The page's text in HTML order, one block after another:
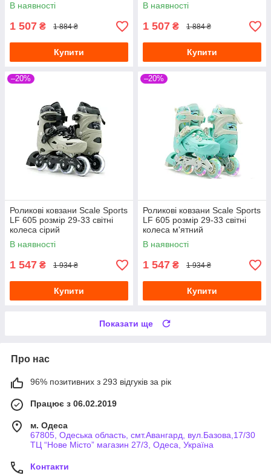
В наявності
1 507 ₴ 1 884 ₴
Купити
В наявності
1 507 ₴ 1 884 ₴
Купити
–20%
Роликові ковзани Scale Sports
LF 605 розмір 29-33 світні
колеса сірий
В наявності
1 547 ₴ 1 934 ₴
Купити
–20%
Роликові ковзани Scale Sports
LF 605 розмір 29-33 світні
колеса м'ятний
В наявності
1 547 ₴ 1 934 ₴
Купити
Показати ще
Про нас
96% позитивних з 293 відгуків за рік
Працює з 06.02.2019
м. Одеса
67805, Одеська область, смт.Авангард, вул.Базова,17/30
ТЦ “Нове Місто” магазин 27/3, Одеса, Україна
Контакти